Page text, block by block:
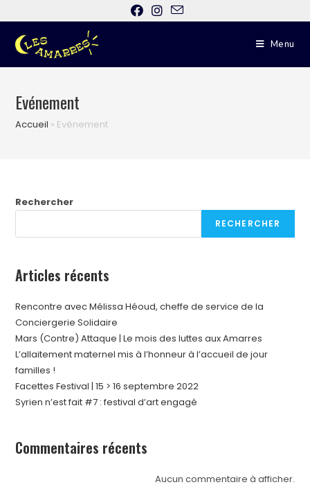
Menu
Evénement
Accueil » Evénement
Rechercher
RECHERCHER
Articles récents
Rencontre avec Mélissa Héoud, cheffe de service de la
Conciergerie Solidaire
Mars (Contre) Attaque | Le mois des luttes aux Amarres
L’allaitement maternel mis à l’honneur à l’accueil de jour
familles !
Facettes Festival | 15 > 16 septembre 2022
Syrien n’est fait #7 : festival d’art engagé
Commentaires récents
Aucun commentaire à afficher.